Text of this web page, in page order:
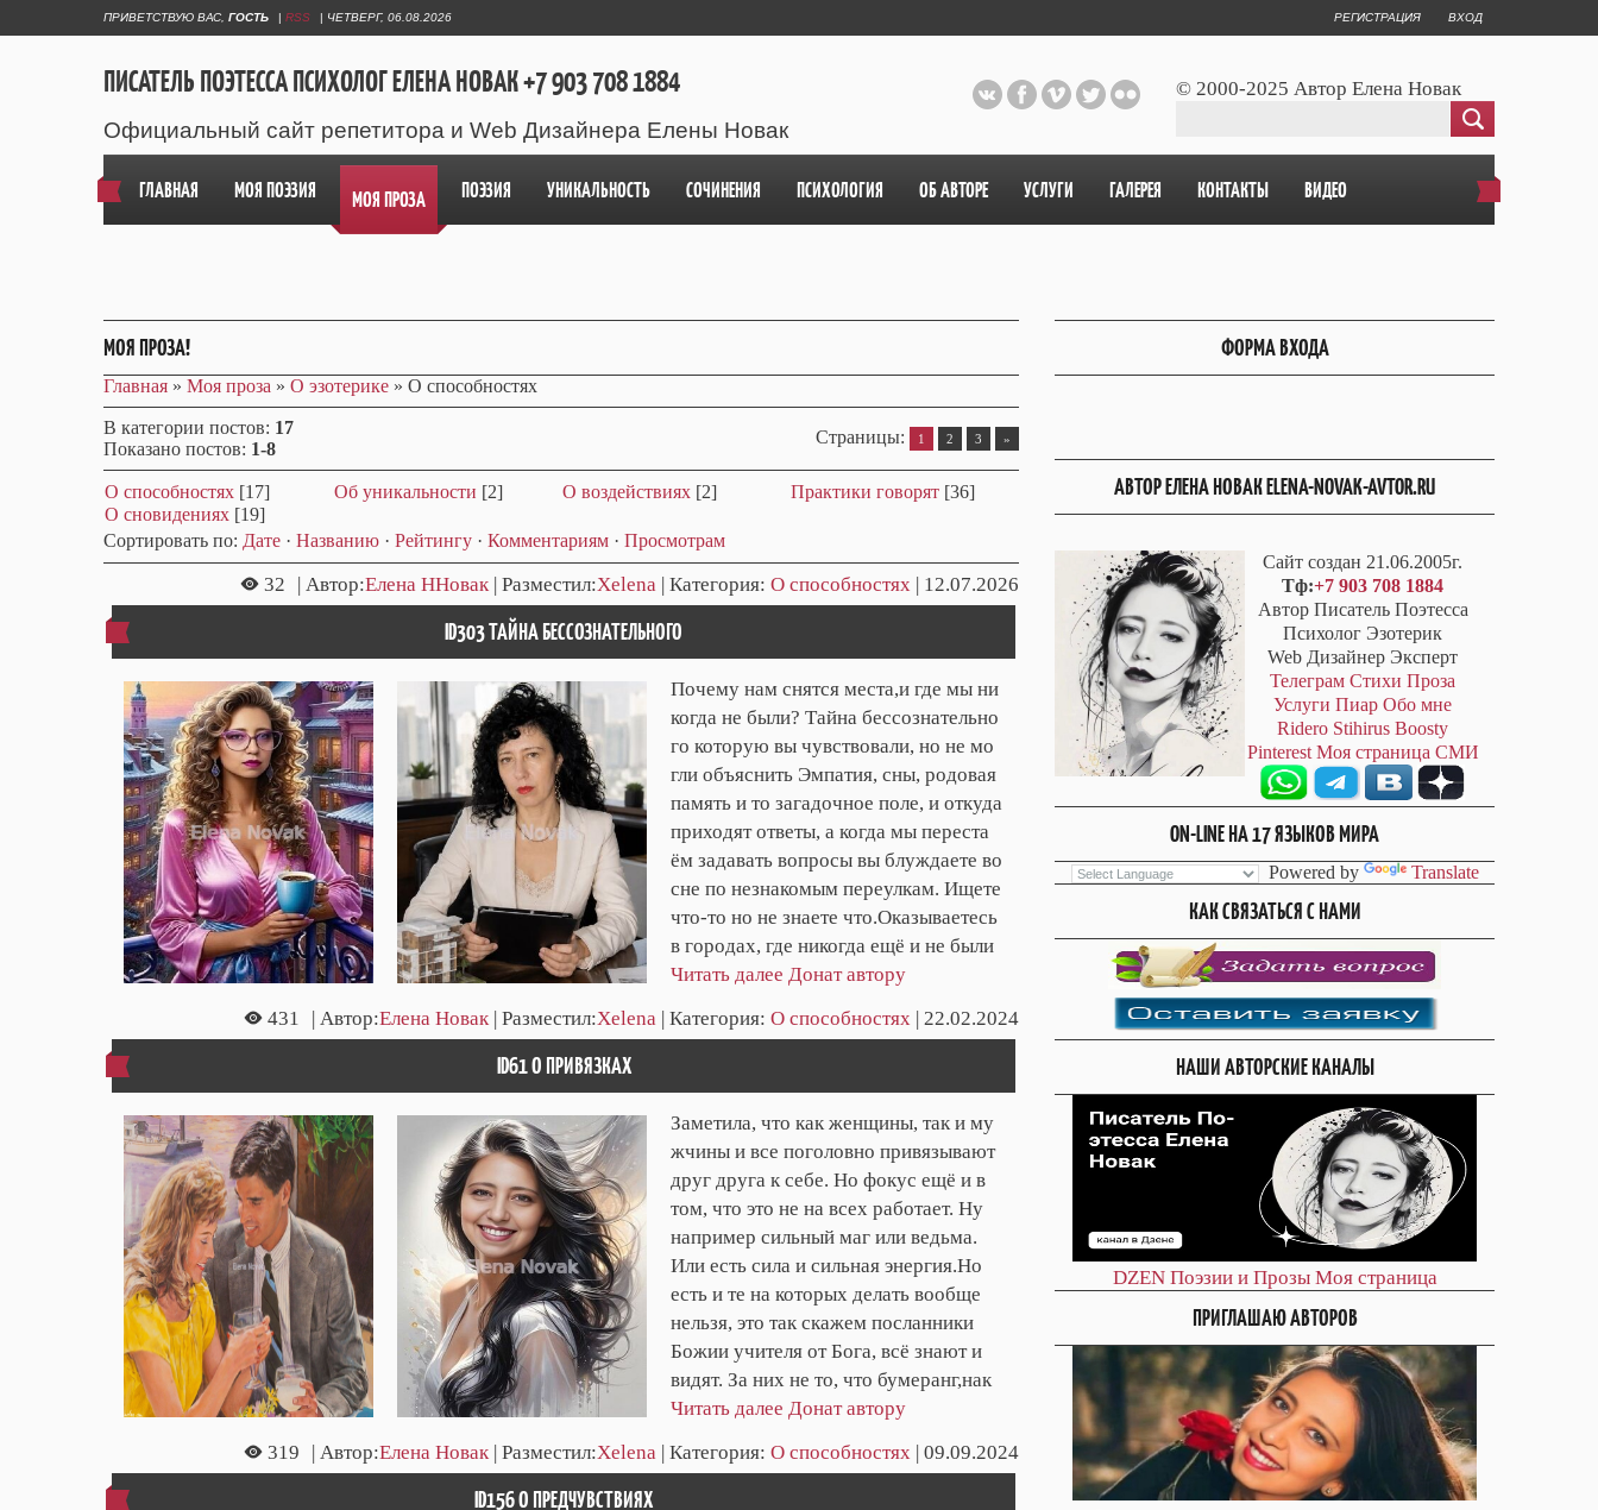
ПРИВЕТСТВУЮ ВАС ГОСТЬ | RSS | ЧЕТВЕРГ, 06.08.2026 РЕГИСТРАЦИЯ ВХОД
ПИСАТЕЛЬ ПОЭТЕССА ПСИХОЛОГ ЕЛЕНА НОВАК +7 903 708 1884
Официальный сайт репетитора и Web Дизайнера Елены Новак
© 2000-2025 Автор Елена Новак
ГЛАВНАЯ МОЯ ПОЭЗИЯ МОЯ ПРОЗА ПОЭЗИЯ УНИКАЛЬНОСТЬ СОЧИНЕНИЯ ПСИХОЛОГИЯ ОБ АВТОРЕ УСЛУГИ ГАЛЕРЕЯ КОНТАКТЫ ВИДЕО
МОЯ ПРОЗА!
Главная » Моя проза » О эзотерике » О способностях
В категории постов: 17
Показано постов: 1-8
Страницы: 1 2 3 »
О способностях [17] Об уникальности [2] О воздействиях [2] Практики говорят [36]
О сновидениях [19]
Сортировать по: Дате · Названию · Рейтингу · Комментариям · Просмотрам
32 | Автор:Елена ННовак| Разместил:Xelena | Категория: О способностях | 12.07.2026
ID303 ТАЙНА БЕССОЗНАТЕЛЬНОГО
Почему нам снятся места,и где мы ни
когда не были? Тайна бессознательно
го которую вы чувствовали, но не мо
гли объяснить Эмпатия, сны, родовая
память и то загадочное поле, и откуда
приходят ответы, а когда мы переста
ём задавать вопросы вы блуждаете во
сне по незнакомым переулкам. Ищете
что-то но не знаете что.Оказываетесь
в городах, где никогда ещё и не были
Читать далее Донат автору
431
| Автор:Елена Новак| Разместил:Xelena | Категория: О способностях | 22.02.2024
ID61 О ПРИВЯЗКАХ
Заметила, что как женщины, так и му
жчины и все поголовно привязывают
друг друга к себе. Но фокус ещё и в
том, что это не на всех работает. Ну
например сильный маг или ведьма.
Или есть сила и сильная энергия.Но
есть и те на которых делать вообще
нельзя, это так скажем посланники
Божии учителя от Бога, всё знают и
видят. За них не то, что бумеранг,нак
Читать далее Донат автору
319
| Автор:Елена Новак| Разместил:Xelena | Категория: О способностях | 09.09.2024
ID156 О ПРЕДЧУВСТВИЯХ
ФОРМА ВХОДА
АВТОР ЕЛЕНА НОВАК ELENA-NOVAK-AVTOR.RU
Сайт создан 21.06.2005г.
Тф:+7 903 708 1884
Автор Писатель Поэтесса
Психолог Эзотерик
Web Дизайнер Эксперт
Телеграм Стихи Проза
Услуги Пиар Обо мне
Ridero Stihirus Boosty
Pinterest Моя страница СМИ
ON-LINE НА 17 ЯЗЫКОВ МИРА
Powered by Translate
КАК СВЯЗАТЬСЯ С НАМИ
НАШИ АВТОРСКИЕ КАНАЛЫ
DZEN Поэзии и Прозы Моя страница
ПРИГЛАШАЮ АВТОРОВ